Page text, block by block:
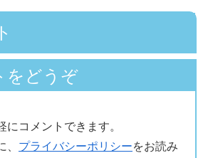
をどうぞ
にコメントできます。
プライバシーポリシーをお読み